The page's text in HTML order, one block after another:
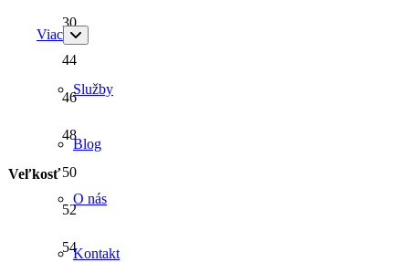
Viac
Služby
Blog
O nás
Kontakt
Veľkosť
30
44
46
48
50
52
54